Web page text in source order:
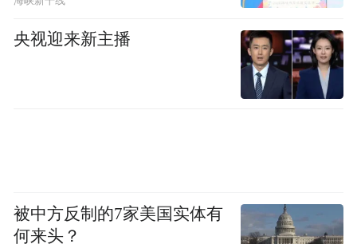
央视迎来新主播
被中方反制的7家美国实体有
何来头？